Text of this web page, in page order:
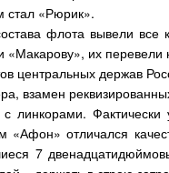
стал «Рюрик».
флота вывели все
их
центральных держав
взамен
с линкорами.
отличался
7